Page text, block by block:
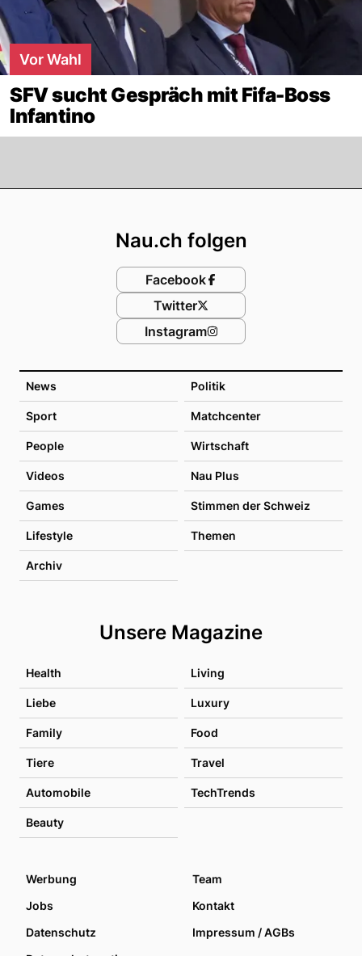
Vor Wahl
SFV sucht Gespräch mit Fifa-Boss
Infantino
News Politik
Sport Matchcenter
People Wirtschaft
Videos Nau Plus
Games Stimmen der Schweiz
Lifestyle Themen
Archiv
Unsere Magazine
Health Living
Liebe Luxury
Family Food
Tiere Travel
Automobile TechTrends
Beauty
Nau.ch folgen
Facebook
Twitter
Instagram
Werbung
Team
Jobs
Kontakt
Datenschutz
Impressum / AGBs